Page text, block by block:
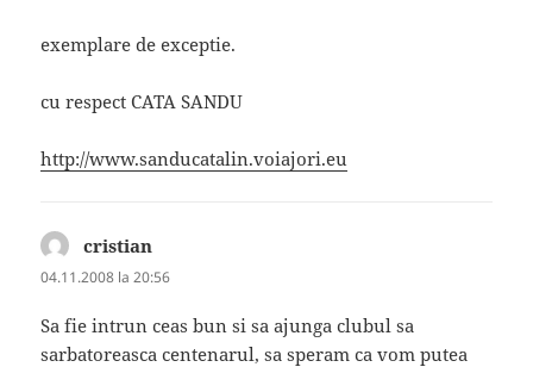
exemplare de exceptie.
cu respect CATA SANDU
http://www.sanducatalin.voiajori.eu
cristian
04.11.2008 la 20:56
Sa fie intrun ceas bun si sa ajunga clubul sa
sarbatoreasca centenarul, sa speram ca vom putea